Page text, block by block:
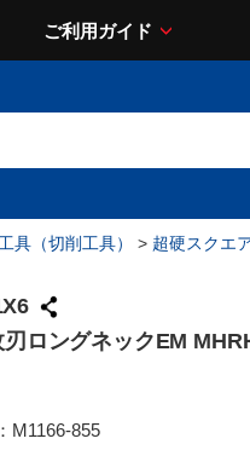
ご利用ガイド
具（切削工具） > 超硬スクエ
ロングネックEM
M1166-855